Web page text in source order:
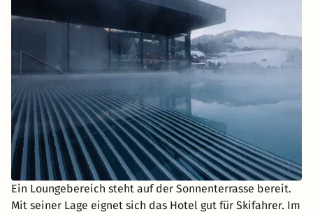
Ein Loungebereich steht auf der Sonnenterrasse bereit.
Mit seiner Lage eignet sich das Hotel gut für Skifahrer. Im